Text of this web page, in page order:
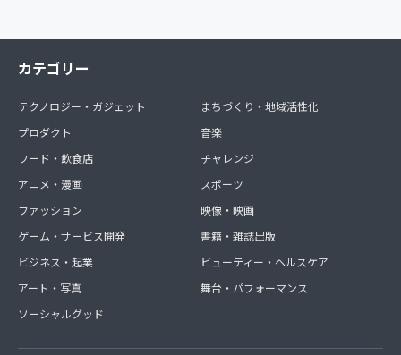
カテゴリー
テクノロジー・ガジェット
プロダクト
フード・飲食店
アニメ・漫画
ファッション
ゲーム・サービス開発
ビジネス・起業
アート・写真
ソーシャルグッド
まちづくり・地域活性化
音楽
チャレンジ
スポーツ
映像・映画
書籍・雑誌出版
ビューティー・ヘルスケア
舞台・パフォーマンス